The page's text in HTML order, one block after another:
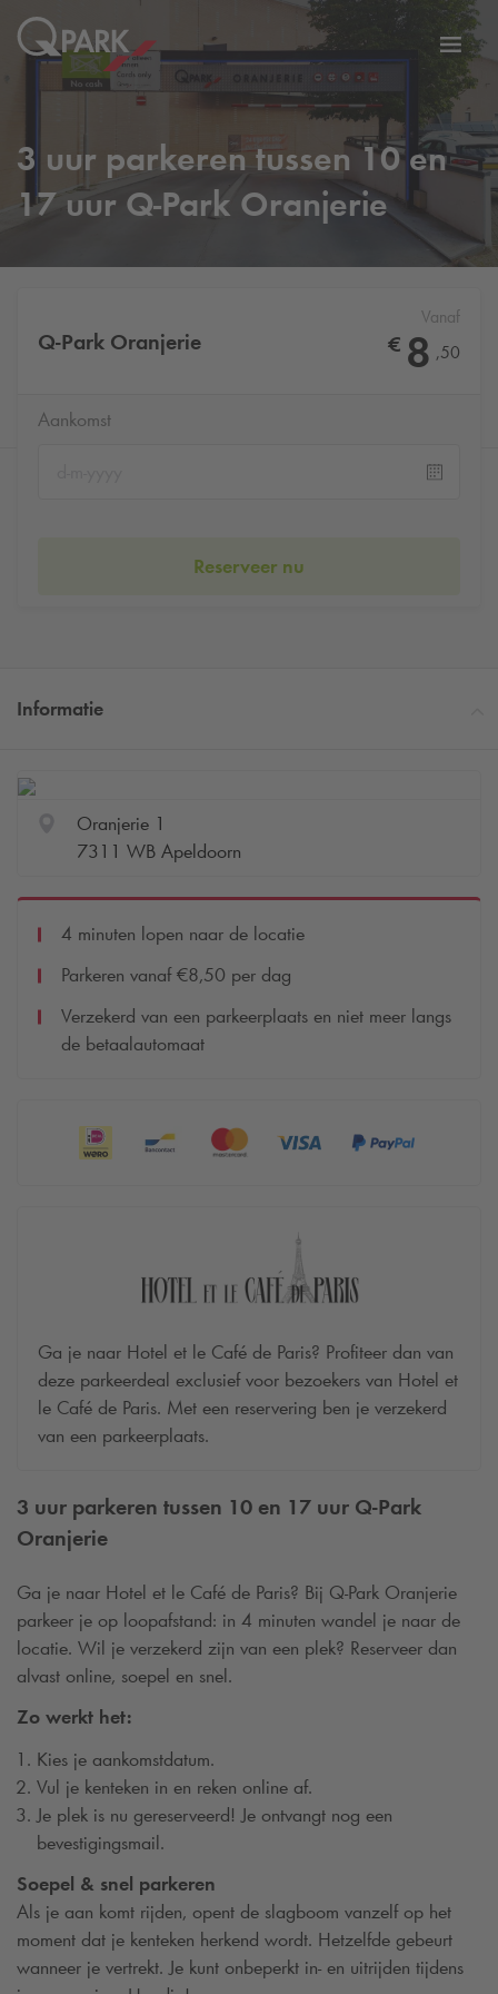
3 uur parkeren tussen 10 en
17 uur Q-Park Oranjerie
Q-Park Oranjerie
Vanaf
€ 8 ,50
Aankomst
Reserveer nu
Informatie
3 uur parkeren tussen 10 en 17 uur Q-Park
Oranjerie
Ga je naar Hotel et le Café de Paris? Bij Q-Park Oranjerie
parkeer je op loopafstand: in 4 minuten wandel je naar de
locatie. Wil je verzekerd zijn van een plek? Reserveer dan
alvast online, soepel en snel.
Zo werkt het:
Kies je aankomstdatum.
Vul je kenteken in en reken online af.
Je plek is nu gereserveerd! Je ontvangt nog een
bevestigingsmail.
Soepel & snel parkeren
Als je aan komt rijden, opent de slagboom vanzelf op het
moment dat je kenteken herkend wordt. Hetzelfde gebeurt
wanneer je vertrekt. Je kunt onbeperkt in- en uitrijden tijdens
Oranjerie 1
7311 WB Apeldoorn
4 minuten lopen naar de locatie
Parkeren vanaf €8,50 per dag
Verzekerd van een parkeerplaats en niet meer langs
de betaalautomaat
Ga je naar Hotel et le Café de Paris? Profiteer dan van
deze parkeerdeal exclusief voor bezoekers van Hotel et
le Café de Paris. Met een reservering ben je verzekerd
van een parkeerplaats.